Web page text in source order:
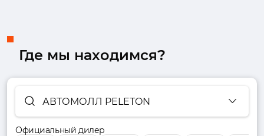
Где мы находимся?
АВТОМОЛЛ PELETON
Официальный дилер